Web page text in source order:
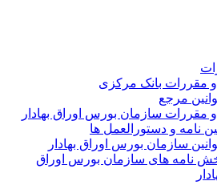
مقررات بانک مرکزی
مرجع
مقررات سازمان بورس اوراق بهادار
نامه و دستورالعمل ها
سازمان بورس اوراق بهادار
نامه های سازمان بورس اوراق